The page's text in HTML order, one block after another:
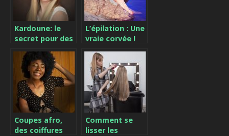
Kardoune: le
secret pour des
et doux très
longtemps
L’épilation : Une
vraie corvée !
Coupes afro,
des coiffures
Comment se
lisser les